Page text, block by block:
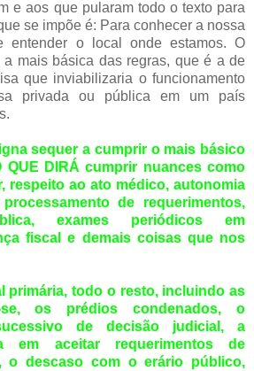
e aos que pularam todo o texto para
se impõe é: Para conhecer a nossa
entender o local onde estamos. O
a mais básica das regras, que é a de
que inviabilizaria o funcionamento
privada ou pública em um país
sequer a cumprir o mais básico
QUE DIRÁ cumprir nuances como
respeito ao ato médico, autonomia
de requerimentos,
exames periódicos em
fiscal e demais coisas que nos
primária, todo o resto, incluindo as
os prédios condenados, o
de decisão judicial, a
em aceitar requerimentos de
o descaso com o erário público,